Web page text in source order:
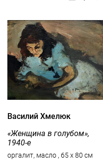
Василий Хмелюк
«Женщина в голубом»,
1940-е
оргалит, масло , 65 x 80 см